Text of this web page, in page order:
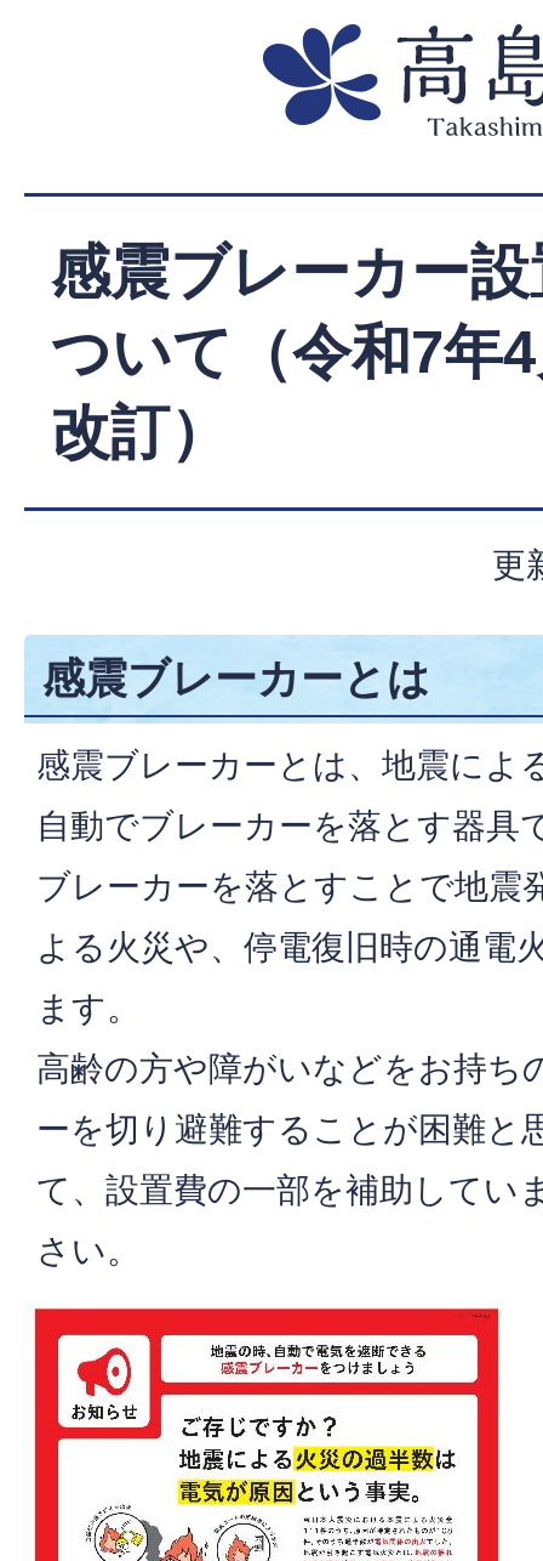
感震ブレーカー
ついて（令和7年
改訂）
更
感震ブレーカーとは
感震ブレーカーとは、地震によ
自動でブレーカーを落とす器具
ブレーカーを落とすことで地震
よる火災や、停電復旧時の通電
ます。
高齢の方や障がいなどをお持ち
ーを切り避難することが困難と
て、設置費の一部を補助してい
さい。